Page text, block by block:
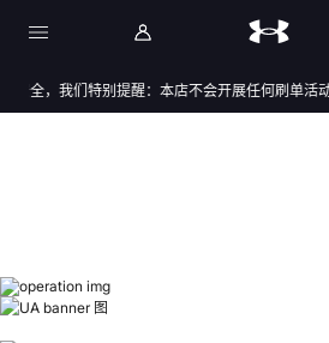
全，我们特别提醒：本店不会开展任何刷单活